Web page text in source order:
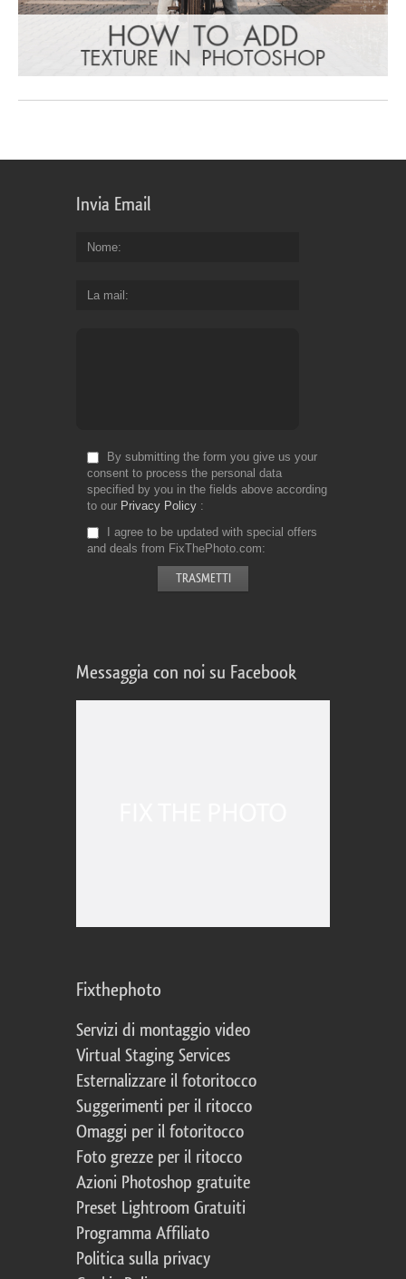
Invia Email
Nome
La mail
By submitting the form you give us your
consent to process the personal data
specified by you in the fields above according
to our Privacy Policy
I agree to be updated with special offers
and deals from FixThePhoto.com
Messaggia con noi su Facebook
Fixthephoto
Servizi di montaggio video
Virtual Staging Services
Esternalizzare il fotoritocco
Suggerimenti per il ritocco
Omaggi per il fotoritocco
Foto grezze per il ritocco
Azioni Photoshop gratuite
Preset Lightroom Gratuiti
Programma Affiliato
Politica sulla privacy